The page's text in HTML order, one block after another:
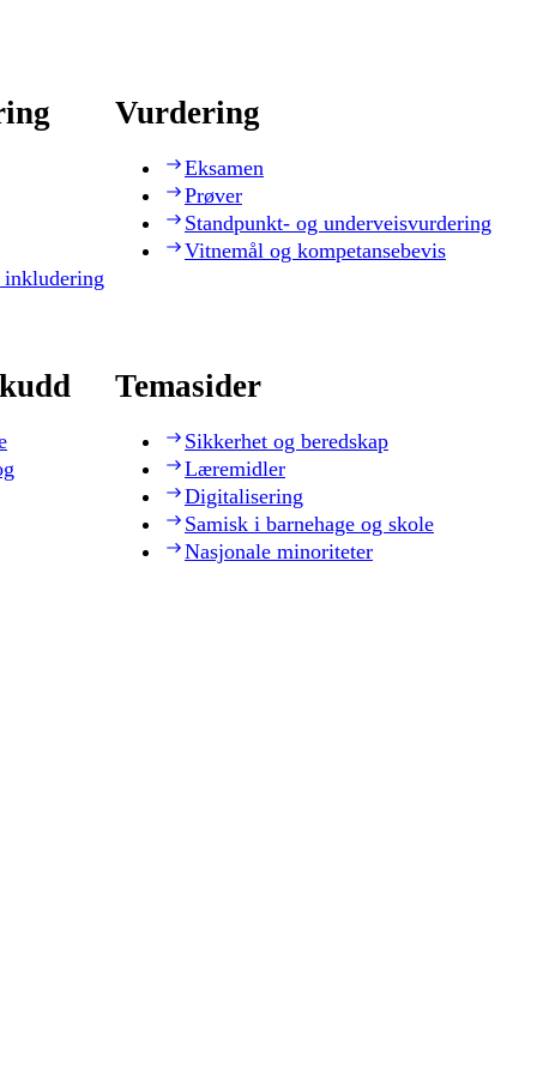
Vurdering
Eksamen
Prøver
Standpunkt- og underveisvurdering
Vitnemål og kompetansebevis
Temasider
Sikkerhet og beredskap
Læremidler
Digitalisering
Samisk i barnehage og skole
Nasjonale minoriteter